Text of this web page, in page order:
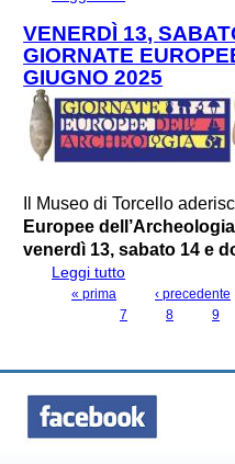
VENERDÌ 13,
GIORNATE
GIUGNO 2025
Il Museo di Torcello
Europee dell’Archeologia
venerdì 13, sabato 14 e
Leggi tutto
EUROPEE
« prima
‹ precedente
7
8 9